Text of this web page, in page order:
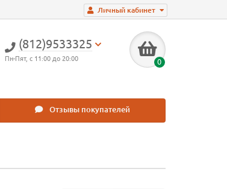
Личный кабинет
(812)9533325
Пн-Пят, с 11:00 до 20:00 0
Отзывы покупателей